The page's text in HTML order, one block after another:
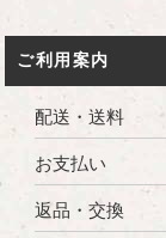
ご利用案内
配送・送料
お支払い
返品・交換